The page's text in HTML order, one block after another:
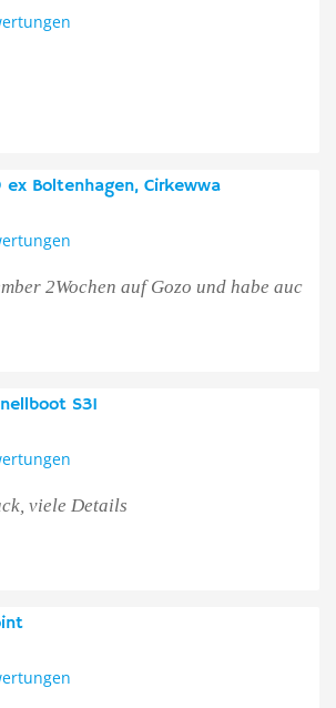
ex Boltenhagen, Cirkewwa
2Wochen auf Gozo und habe auc
S31
viele Details